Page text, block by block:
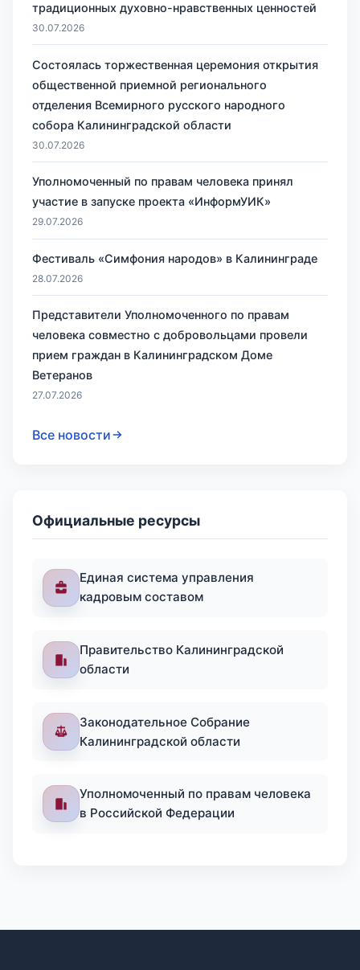
традиционных духовно-нравственных ценностей
30.07.2026
Состоялась торжественная церемония открытия
общественной приемной регионального
отделения Всемирного русского народного
собора Калининградской области
30.07.2026
Уполномоченный по правам человека принял
участие в запуске проекта «ИнформУИК»
29.07.2026
Фестиваль «Симфония народов» в Калининграде
28.07.2026
Представители Уполномоченного по правам
человека совместно с добровольцами провели
прием граждан в Калининградском Доме
Ветеранов
27.07.2026
Все новости
Официальные ресурсы
Единая система управления
кадровым составом
Правительство Калининградской
области
Законодательное Собрание
Калининградской области
Уполномоченный по правам человека
в Российской Федерации